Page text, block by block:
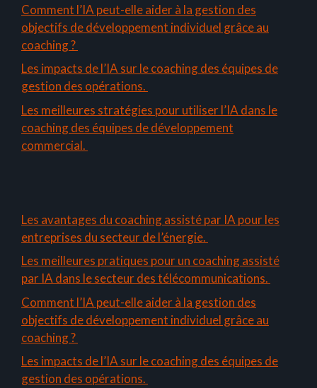
Comment l’IA peut-elle aider à la gestion des
objectifs de développement individuel grâce au
coaching ?
Les impacts de l’IA sur le coaching des équipes de
gestion des opérations.
Les meilleures stratégies pour utiliser l’IA dans le
coaching des équipes de développement
commercial.
Les avantages du coaching assisté par IA pour les
entreprises du secteur de l’énergie.
Les meilleures pratiques pour un coaching assisté
par IA dans le secteur des télécommunications.
Comment l’IA peut-elle aider à la gestion des
objectifs de développement individuel grâce au
coaching ?
Les impacts de l’IA sur le coaching des équipes de
gestion des opérations.